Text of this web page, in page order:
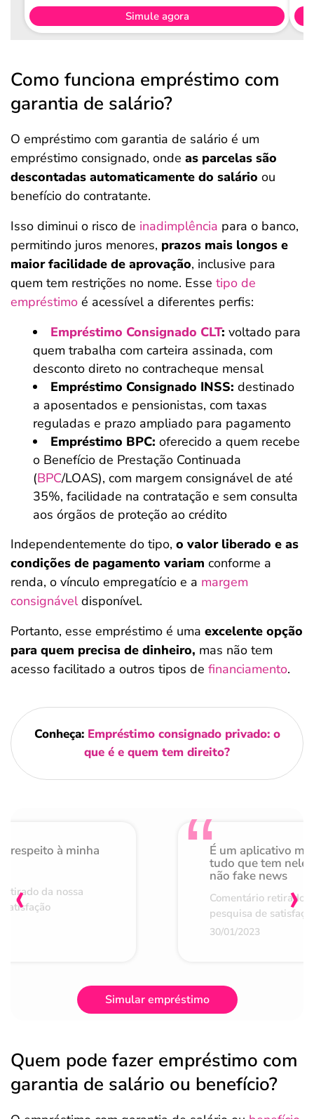
Simule agora
Como funciona empréstimo com
garantia de salário?
O empréstimo com garantia de salário é um
empréstimo consignado, onde as parcelas são
descontadas automaticamente do salário ou
benefício do contratante.
Isso diminui o risco de inadimplência para o banco,
permitindo juros menores, prazos mais longos e
maior facilidade de aprovação, inclusive para
quem tem restrições no nome. Esse tipo de
empréstimo é acessível a diferentes perfis:
Empréstimo Consignado CLT: voltado para
quem trabalha com carteira assinada, com
desconto direto no contracheque mensal
Empréstimo Consignado INSS: destinado
a aposentados e pensionistas, com taxas
reguladas e prazo ampliado para pagamento
Empréstimo BPC: oferecido a quem recebe
o Benefício de Prestação Continuada
(BPC/LOAS), com margem consignável de até
35%, facilidade na contratação e sem consulta
aos órgãos de proteção ao crédito
Independentemente do tipo, o valor liberado e as
condições de pagamento variam conforme a
renda, o vínculo empregatício e a margem
consignáveldisponível.
Portanto, esse empréstimo é uma excelente opção
para quem precisa de dinheiro, mas não tem
acesso facilitado a outros tipos de financiamento.
Conheça: Empréstimo consignado privado: o
que é e quem tem direito?
respeito à minha
da nossa
É um aplicativo
tudo que tem nele
não fake news
Comentário retirado
pesquisa de
30/01/2023
‹ ›
Simular empréstimo
Quem pode fazer empréstimo com
garantia de salário ou benefício?